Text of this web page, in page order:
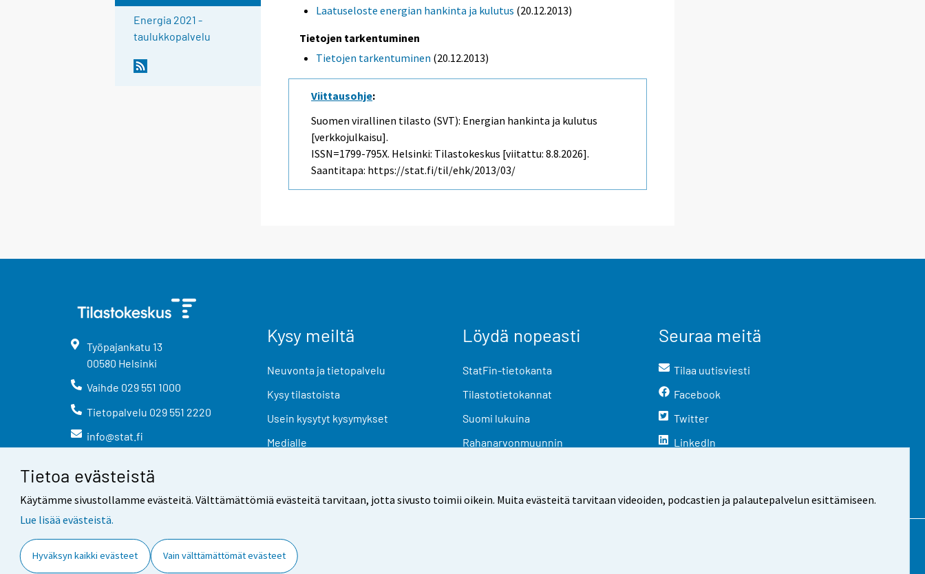
Tietoa evästeistä
Käytämme sivustollamme evästeitä. Välttämättömiä evästeitä tarvitaan, jotta sivusto toimii oikein. Muita evästeitä tarvitaan videoiden, podcastien ja palautepalvelun esittämiseen.
Lue lisää evästeistä.
Hyväksyn kaikki evästeet Vain välttämättömät evästeet
Energia 2021 -
taulukkopalvelu
Laatuseloste energian hankinta ja kulutus (20.12.2013)
Tietojen tarkentuminen
Tietojen tarkentuminen (20.12.2013)
Viittausohje:
Suomen virallinen tilasto (SVT): Energian hankinta ja kulutus
[verkkojulkaisu].
ISSN=1799-795X. Helsinki: Tilastokeskus [viitattu: 8.8.2026].
Saantitapa: https://stat.fi/til/ehk/2013/03/
Työpajankatu 13
00580 Helsinki
Vaihde 029 551 1000
Tietopalvelu 029 551 2220
info@stat.fi
Kysy meiltä
Neuvonta ja tietopalvelu
Kysy tilastoista
Usein kysytyt kysymykset
Medialle
Löydä nopeasti
StatFin-tietokanta
Tilastotietokannat
Suomi lukuina
Rahanarvonmuunnin
Seuraa meitä
Tilaa uutisviesti
Facebook
Twitter
LinkedIn
Yhteystiedot Palaute